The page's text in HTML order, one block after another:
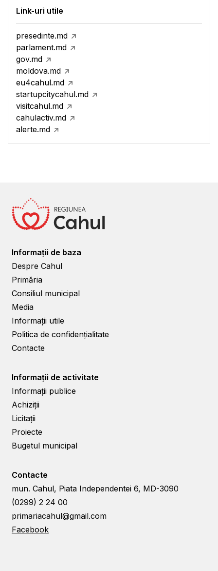
Link-uri utile
presedinte.md
parlament.md
gov.md
moldova.md
eu4cahul.md
startupcitycahul.md
visitcahul.md
cahulactiv.md
alerte.md
Informații de baza
Despre Cahul
Primăria
Consiliul municipal
Media
Informații utile
Politica de confidențialitate
Contacte
Informații de activitate
Informații publice
Achiziții
Licitații
Proiecte
Bugetul municipal
Contacte
mun. Cahul, Piata Independentei 6, MD-3090
(0299) 2 24 00
primariacahul@gmail.com
Facebook